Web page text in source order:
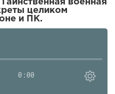
военная
целиком
и ПК.
0:00